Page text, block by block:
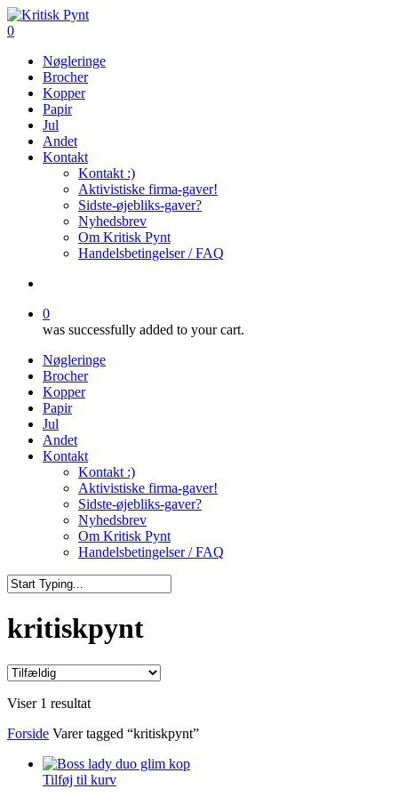
Skip
to
content
search
0
Nøgleringe
Brocher
Kopper
Papir
Jul
Andet
Kontakt
Kontakt :)
Aktivistiske firma-gaver!
Sidste-øjebliks-gaver?
Nyhedsbrev
Om Kritisk Pynt
Handelsbetingelser / FAQ
0
was successfully added to your cart.
Nøgleringe
Brocher
Kopper
Papir
Jul
Andet
Kontakt
Kontakt :)
Aktivistiske firma-gaver!
Sidste-øjebliks-gaver?
Nyhedsbrev
Om Kritisk Pynt
Handelsbetingelser / FAQ
Search
kritiskpynt
Viser 1 resultat
Forside Varer tagged “kritiskpynt”
Tilføj til kurv